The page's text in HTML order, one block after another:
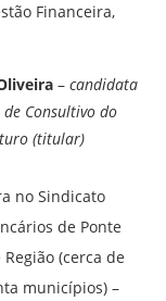
Financeira,
– candidata
Consultivo do
(titular)
no Sindicato
de Ponte
Região (cerca de
municípios) –